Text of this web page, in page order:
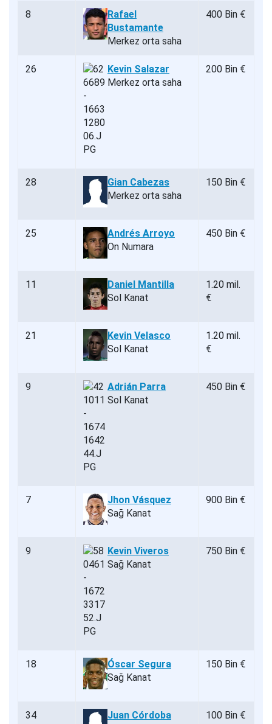
8
Rafael
Bustamante
Merkez orta saha
400 Bin €
26
Kevin Salazar
Merkez orta saha
200 Bin €
28
Gian Cabezas
Merkez orta saha
150 Bin €
25
Andrés Arroyo
On Numara
450 Bin €
11
Daniel Mantilla
Sol Kanat
1.20 mil.
€
21
Kevin Velasco
Sol Kanat
1.20 mil.
€
9
Adrián Parra
Sol Kanat
450 Bin €
7
Jhon Vásquez
Sağ Kanat
900 Bin €
9
Kevin Viveros
Sağ Kanat
750 Bin €
18
Óscar Segura
Sağ Kanat
150 Bin €
34
Juan Córdoba
100 Bin €